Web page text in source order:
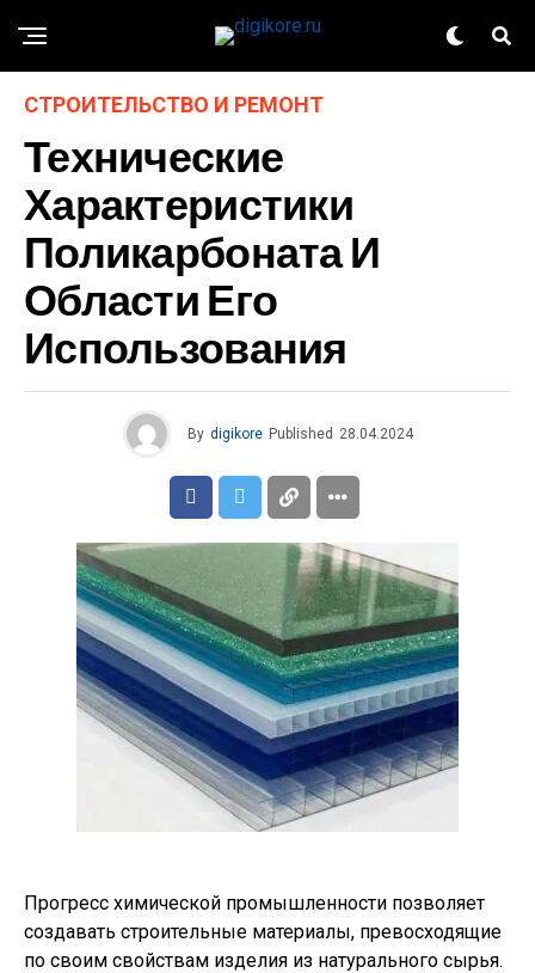
СТРОИТЕЛЬСТВО И РЕМОНТ
Технические
Характеристики
Поликарбоната И
Области Его
Использования
By digikore Published 28.04.2024
Прогресс химической промышленности позволяет
создавать строительные материалы, превосходящие
по своим свойствам изделия из натурального сырья.